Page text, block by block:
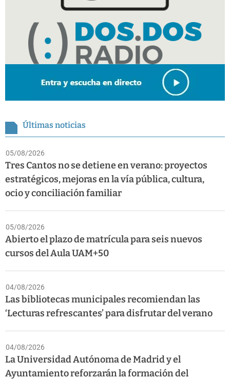
Últimas noticias
05/08/2026
Tres Cantos no se detiene en verano: proyectos
estratégicos, mejoras en la vía pública, cultura,
ocio y conciliación familiar
05/08/2026
Abierto el plazo de matrícula para seis nuevos
cursos del Aula UAM+50
04/08/2026
Las bibliotecas municipales recomiendan las
‘Lecturas refrescantes’ para disfrutar del verano
04/08/2026
La Universidad Autónoma de Madrid y el
Ayuntamiento reforzarán la formación del